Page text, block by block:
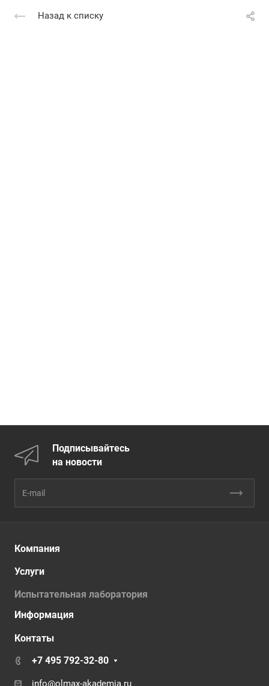
Назад к списку
Подписывайтесь
на новости
Компания
Услуги
Испытательная лаборатория
Информация
Контаты
+7 495 792-32-80
info@olmax-akademia.ru